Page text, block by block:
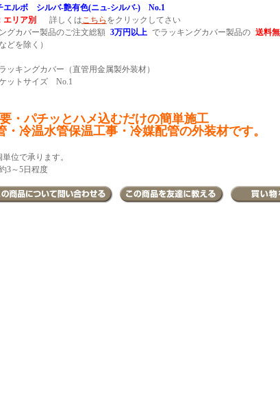
エルボ シルバ-艶有色(ニュ-シルバ-) No.1
エリア別
詳しくはこちら をクリックしてさい
カバー製品のご注文総額 3万円以上 でラッキングカバー製品の 送料
を除く）
ッキングカバー（直管用金属製外装材）
ットサイズ No.1
・パチッとハメ込むだけの簡単施工
・冷温水管保温工事・冷媒配管の外装材です。
位で承ります。
3～5日程度